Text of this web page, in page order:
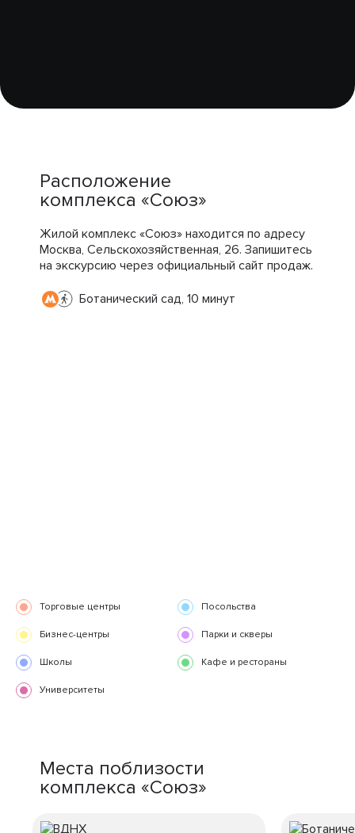
Расположение
комплекса «Союз»
Жилой комплекс «Союз» находится по адресу
Москва, Сельскохозяйственная, 26. Запишитесь
на экскурсию через официальный сайт продаж.
Ботанический сад, 10 минут
Торговые центры Посольства
Бизнес-центры Парки и скверы
Школы Кафе и рестораны
Университеты
Места поблизости
комплекса «Союз»